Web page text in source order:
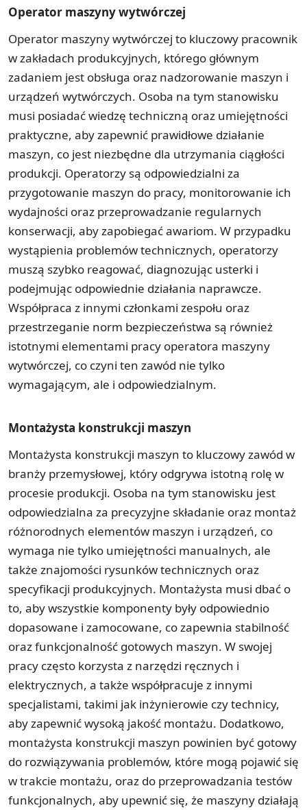
Operator maszyny wytwórczej
Operator maszyny wytwórczej to kluczowy pracownik
w zakładach produkcyjnych, którego głównym
zadaniem jest obsługa oraz nadzorowanie maszyn i
urządzeń wytwórczych. Osoba na tym stanowisku
musi posiadać wiedzę techniczną oraz umiejętności
praktyczne, aby zapewnić prawidłowe działanie
maszyn, co jest niezbędne dla utrzymania ciągłości
produkcji. Operatorzy są odpowiedzialni za
przygotowanie maszyn do pracy, monitorowanie ich
wydajności oraz przeprowadzanie regularnych
konserwacji, aby zapobiegać awariom. W przypadku
wystąpienia problemów technicznych, operatorzy
muszą szybko reagować, diagnozując usterki i
podejmując odpowiednie działania naprawcze.
Współpraca z innymi członkami zespołu oraz
przestrzeganie norm bezpieczeństwa są również
istotnymi elementami pracy operatora maszyny
wytwórczej, co czyni ten zawód nie tylko
wymagającym, ale i odpowiedzialnym.
Montażysta konstrukcji maszyn
Montażysta konstrukcji maszyn to kluczowy zawód w
branży przemysłowej, który odgrywa istotną rolę w
procesie produkcji. Osoba na tym stanowisku jest
odpowiedzialna za precyzyjne składanie oraz montaż
różnorodnych elementów maszyn i urządzeń, co
wymaga nie tylko umiejętności manualnych, ale
także znajomości rysunków technicznych oraz
specyfikacji produkcyjnych. Montażysta musi dbać o
to, aby wszystkie komponenty były odpowiednio
dopasowane i zamocowane, co zapewnia stabilność
oraz funkcjonalność gotowych maszyn. W swojej
pracy często korzysta z narzędzi ręcznych i
elektrycznych, a także współpracuje z innymi
specjalistami, takimi jak inżynierowie czy technicy,
aby zapewnić wysoką jakość montażu. Dodatkowo,
montażysta konstrukcji maszyn powinien być gotowy
do rozwiązywania problemów, które mogą pojawić się
w trakcie montażu, oraz do przeprowadzania testów
funkcjonalnych, aby upewnić się, że maszyny działają